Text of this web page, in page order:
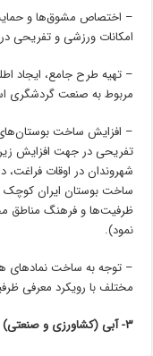
– اختصاص مشوق‌ها و
امکانات ورزشی و تفریحی
– تهیه طرح جامع، ایجاد
مربوط به صنعت گردشگری
– افزایش ساخت
تفریحی در جهت افزایش
شهروندان در اوقات
ظرفیت‌ها و فرهنگ مناطق
نمود).
– توجه به ساخت نمادهای
مختلف با رویکرد معرفی
۳- آبی (کشاورزی و صنعتی)